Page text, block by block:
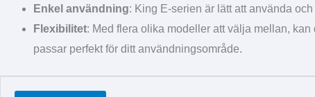
Enkel användning: King E-serien är lätt att använda
Flexibilitet: Med flera olika modeller att välja mellan,
passar perfekt för ditt användningsområde.